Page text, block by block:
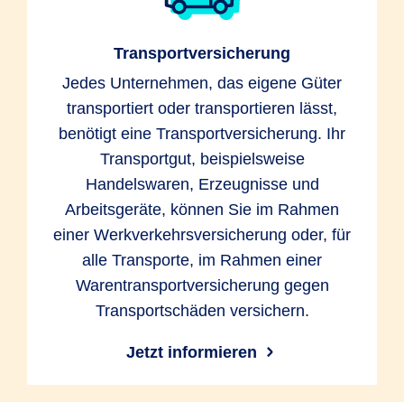
Transportversicherung
Jedes Unternehmen, das eigene Güter
transportiert oder transportieren lässt,
benötigt eine Transportversicherung. Ihr
Transportgut, beispielsweise
Handelswaren, Erzeugnisse und
Arbeitsgeräte, können Sie im Rahmen
einer Werkverkehrsversicherung oder, für
alle Transporte, im Rahmen einer
Warentransportversicherung gegen
Transportschäden versichern.
Jetzt informieren